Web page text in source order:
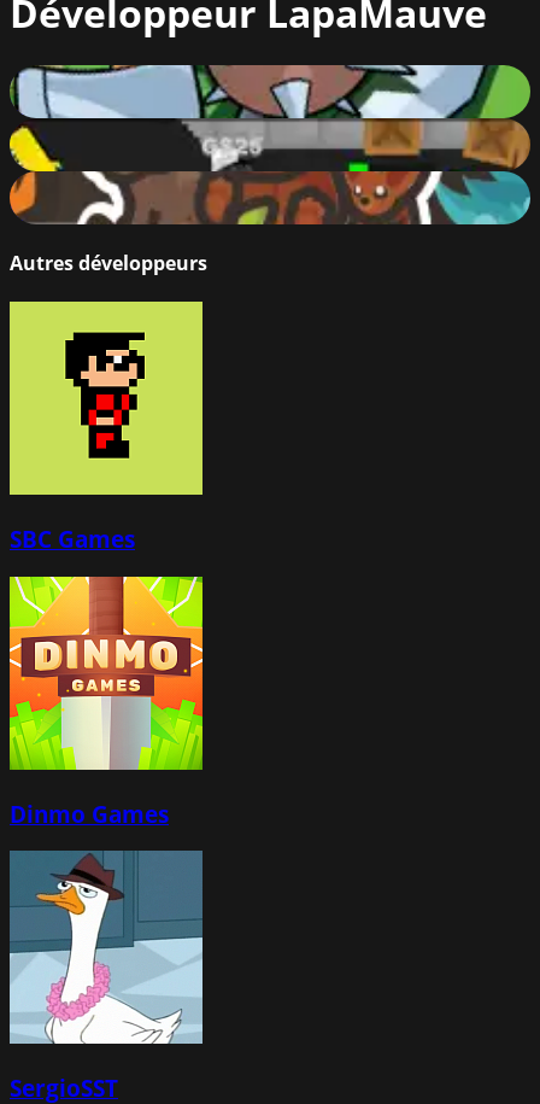
Développeur LapaMauve
Dogod.io
86
%
ShootEm
84%
Taming.io
90%
Autres développeurs
SBC Games
Dinmo Games
SergioSST